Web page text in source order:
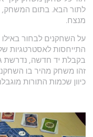
לתור הבא. בתום המשחק,
מנצח.
על השחקנים לבחור באילו
התייחסות לאסטרטגיות
בקבלת יד חדשה, נדרשת
זהו משחק מהיר בו
כיוון שכמות התורות